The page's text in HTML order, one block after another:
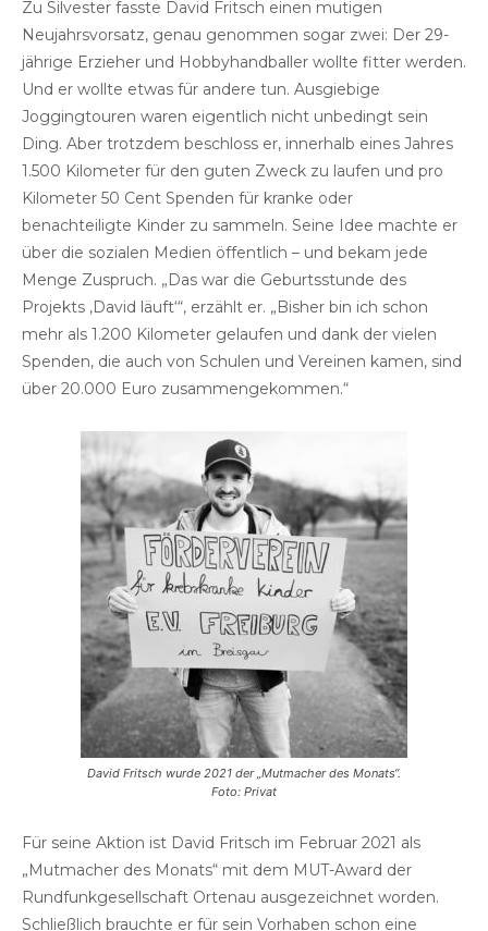
Zu Silvester fasste David Fritsch einen mutigen
Neujahrsvorsatz, genau genommen sogar zwei: Der 29-
jährige Erzieher und Hobbyhandballer wollte fitter werden.
Und er wollte etwas für andere tun. Ausgiebige
Joggingtouren waren eigentlich nicht unbedingt sein
Ding. Aber trotzdem beschloss er, innerhalb eines Jahres
1.500 Kilometer für den guten Zweck zu laufen und pro
Kilometer 50 Cent Spenden für kranke oder
benachteiligte Kinder zu sammeln. Seine Idee machte er
über die sozialen Medien öffentlich – und bekam jede
Menge Zuspruch. „Das war die Geburtsstunde des
Projekts ‚David läuft‘“, erzählt er. „Bisher bin ich schon
mehr als 1.200 Kilometer gelaufen und dank der vielen
Spenden, die auch von Schulen und Vereinen kamen, sind
über 20.000 Euro zusammengekommen.“
David Fritsch wurde 2021 der „Mutmacher des Monats“.
Foto: Privat
Für seine Aktion ist David Fritsch im Februar 2021 als
„Mutmacher des Monats“ mit dem MUT-Award der
Rundfunkgesellschaft Ortenau ausgezeichnet worden.
Schließlich brauchte er für sein Vorhaben schon eine